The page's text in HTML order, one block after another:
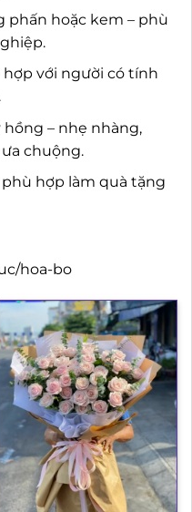
phấn hoặc kem – phù
với người có tính
– nhẹ nhàng,
chuộng.
hợp làm quà tặng
hoa-bo